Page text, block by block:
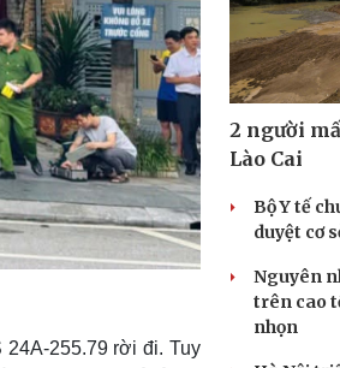
24A-255.79 rời đi. Tuy
2 người
Lào Cai
Bộ Y tế
duyệt cơ
Nguyên
trên cao
nhọn